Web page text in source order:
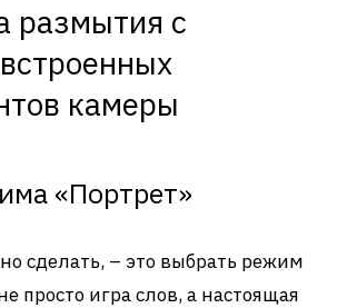
размытия с
камеры
«Портрет»
сделать, – это выбрать режим
просто игра слов, а настоящая